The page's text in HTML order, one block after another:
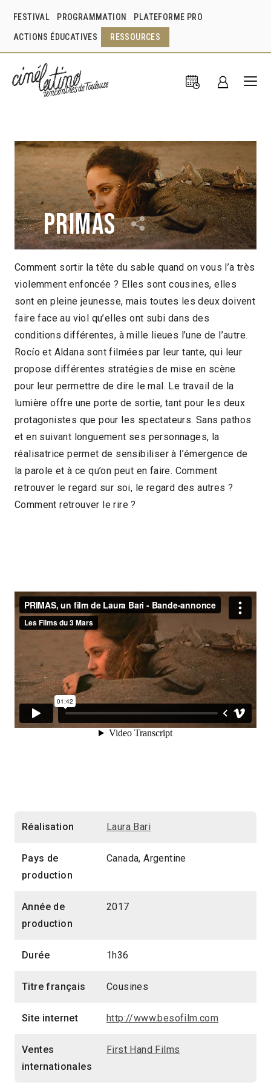
FESTIVAL PROGRAMMATION PLATEFORME PRO
ACTIONS ÉDUCATIVES RESSOURCES
Primas
Laura Bari Canada 2017
1h36
Comment sortir la tête du sable quand on vous l’a très
violemment enfoncée ? Elles sont cousines, elles
sont en pleine jeunesse, mais toutes les deux doivent
faire face au viol qu’elles ont subi dans des
conditions différentes, à mille lieues l’une de l’autre.
Rocío et Aldana sont filmées par leur tante, qui leur
propose différentes stratégies de mise en scène
pour leur permettre de dire le mal. Le travail de la
lumière offre une porte de sortie, tant pour les deux
protagonistes que pour les spectateurs. Sans pathos
et en suivant longuement ses personnages, la
réalisatrice permet de sensibiliser à l’émergence de
la parole et à ce qu’on peut en faire. Comment
retrouver le regard sur soi, le regard des autres ?
Comment retrouver le rire ?
Réalisation Laura Bari
Pays de
production
Canada, Argentine
Année de
production
2017
Durée 1h36
Titre français Cousines
Site internet http://www.besofilm.com
Ventes
internationales
First Hand Films